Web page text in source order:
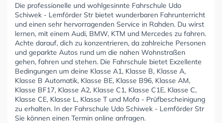
Die professionelle und wohlgesinnte Fahrschule Udo
Schiwek - Lemförder Str bietet wunderbaren Fahrunterricht
und einen sehr hervorragenden Service in Rahden. Du wirst
lernen, mit einem Audi, BMW, KTM und Mercedes zu fahren.
Achte darauf, dich zu konzentrieren, da zahlreiche Personen
und geparkte Autos rund um die nahen Wohnstraßen
gehen, fahren und stehen. Die Fahrschule bietet Exzellente
Bedingungen um deine Klasse A1, Klasse B, Klasse A,
Klasse B Automatik, Klasse BE, Klasse B96, Klasse AM,
Klasse BF17, Klasse A2, Klasse C1, Klasse C1E, Klasse C,
Klasse CE, Klasse L, Klasse T und Mofa - Prüfbescheinigung
zu erhalten. In der Fahrschule Udo Schiwek - Lemförder Str
Sie können einen Termin online anfragen.